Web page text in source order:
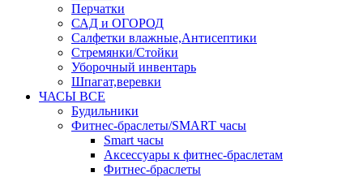
Перчатки
САД и ОГОРОД
Салфетки влажные,Антисептики
Стремянки/Стойки
Уборочный инвентарь
Шпагат,веревки
ЧАСЫ ВСЕ
Будильники
Фитнес-браслеты/SMART часы
Smart часы
Аксессуары к фитнес-браслетам
Фитнес-браслеты